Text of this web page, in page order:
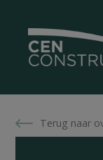
Terug naar